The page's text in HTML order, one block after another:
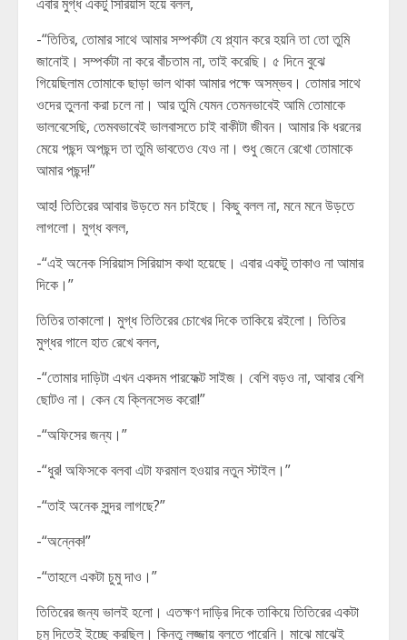
-“তিতির, তোমার সাথে আমার সম্পর্কটা যে প্ল্যান করে হয়নি তা তো তুমি
জানোই। সম্পর্কটা না করে বাঁচতাম না, তাই করেছি। ৫ দিনে বুঝে
গিয়েছিলাম তোমাকে ছাড়া ভাল থাকা আমার পক্ষে অসম্ভব। তোমার সাথে
ওদের তুলনা করা চলে না। আর তুমি যেমন তেমনভাবেই আমি তোমাকে
ভালবেসেছি, তেমবভাবেই ভালবাসতে চাই বাকীটা জীবন। আমার কি ধরনের
মেয়ে পছন্দ অপছন্দ তা তুমি ভাবতেও যেও না। শুধু জেনে রেখো তোমাকে
আমার পছন্দ!”
আহ! তিতিরের আবার উড়তে মন চাইছে। কিছু বলল না, মনে মনে উড়তে
লাগলো। মুগ্ধ বলল,
-“এই অনেক সিরিয়াস সিরিয়াস কথা হয়েছে। এবার একটু তাকাও না আমার
দিকে।”
তিতির তাকালো। মুগ্ধ তিতিরের চোখের দিকে তাকিয়ে রইলো। তিতির
মুগ্ধর গালে হাত রেখে বলল,
-“তোমার দাড়িটা এখন একদম পারফেক্ট সাইজ। বেশি বড়ও না, আবার বেশি
ছোটও না। কেন যে ক্লিনসেভ করো!”
-“অফিসের জন্য।”
-“ধুর! অফিসকে বলবা এটা ফরমাল হওয়ার নতুন স্টাইল।”
-“তাই অনেক সুন্দর লাগছে?”
-“অন্নেক!”
-“তাহলে একটা চুমু দাও।”
তিতিরের জন্য ভালই হলো। এতক্ষণ দাড়ির দিকে তাকিয়ে তিতিরের একটা
চুমু দিতেই ইচ্ছে করছিল। কিন্তু লজ্জায় বলতে পারেনি। মাঝে মাঝেই